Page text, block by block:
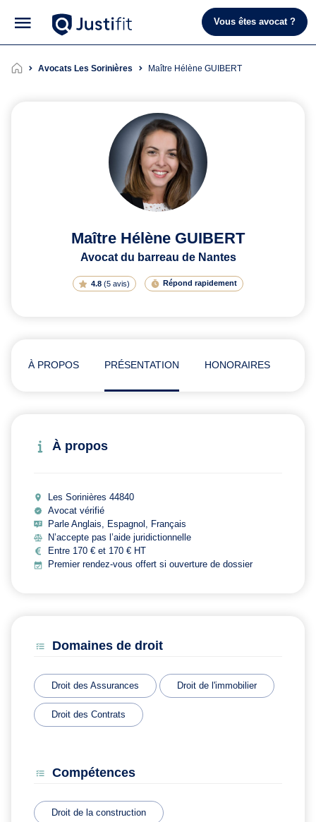
Vous êtes avocat ?
Avocats Les Sorinières Maître Hélène GUIBERT
Maître Hélène GUIBERT
Avocat du barreau de Nantes
4.8 (5 avis) Répond rapidement
À PROPOS PRÉSENTATION HONORAIRES
À propos
Les Sorinières 44840
Avocat vérifié
Parle Anglais, Espagnol, Français
N’accepte pas l’aide juridictionnelle
Entre 170 € et 170 € HT
Premier rendez-vous offert si ouverture de dossier
Domaines de droit
Droit des Assurances Droit de l'immobilier
Droit des Contrats
Compétences
Droit de la construction